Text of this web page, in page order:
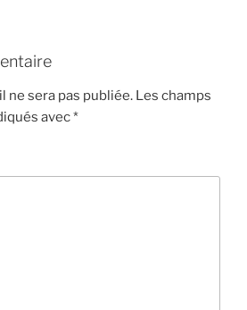
ne sera pas publiée. Les champs
avec*